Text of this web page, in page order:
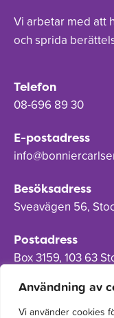
Användning av
Vi använder cookies
Vi arbetar med att
och sprida
Telefon
08-696 89 30
E-postadress
Besöksadress
Sveavägen 56,
Postadress
Box 3159, 103 63